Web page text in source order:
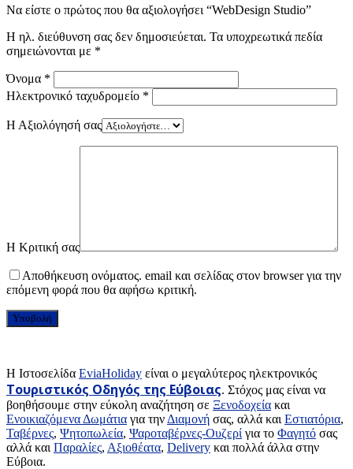
Να είστε ο πρώτος που θα αξιολογήσει “WebDesign Studio”
Η ηλ. διεύθυνση σας δεν δημοσιεύεται. Τα υποχρεωτικά πεδία
σημειώνονται με *
Όνομα *
Ηλεκτρονικό ταχυδρομείο *
Η Αξιολόγησή σας
Η Κριτική σας
Αποθήκευση ονόματος. email και σελίδας στον browser για την
επόμενη φορά που θα αφήσω κριτική.
H Ιστοσελίδα EviaHoliday είναι ο μεγαλύτερος ηλεκτρονικός
Τουριστικός Οδηγός της Εύβοιας. Στόχος μας είναι να
βοηθήσουμε στην εύκολη αναζήτηση σε Ξενοδοχεία και
Ενοικιαζόμενα Δωμάτια για την Διαμονή σας, αλλά και Εστιατόρια,
Ταβέρνες, Ψητοπωλεία, Ψαροταβέρνες-Ουζερί για το Φαγητό σας
αλλά και Παραλίες, Αξιοθέατα, Delivery και πολλά άλλα στην
Εύβοια.